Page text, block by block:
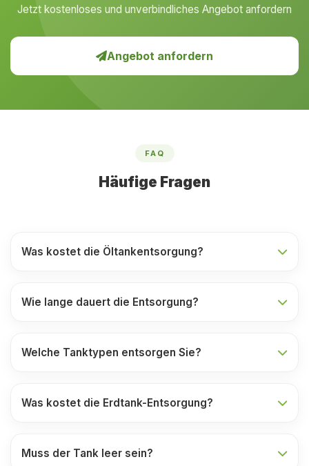
Jetzt kostenloses und unverbindliches Angebot anfordern
Angebot anfordern
FAQ
Häufige Fragen
Was kostet die Öltankentsorgung?
Wie lange dauert die Entsorgung?
Welche Tanktypen entsorgen Sie?
Was kostet die Erdtank-Entsorgung?
Muss der Tank leer sein?